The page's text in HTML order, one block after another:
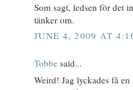
Som sagt, ledsen för det
tänker om.
JUNE 4, 2009 AT
Tobbe said...
Weird! Jag lyckades få